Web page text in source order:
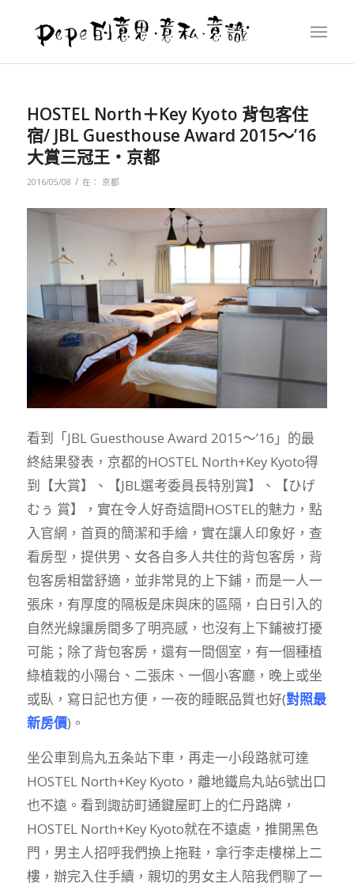
HOSTEL North＋Key Kyoto 背包客住
宿/ JBL Guesthouse Award 2015～’16
大賞三冠王‧京都
2016/05/08 / 在： 京都
看到「JBL Guesthouse Award 2015～’16」的最
終結果發表，京都的HOSTEL North+Key Kyoto得
到【大賞】、【JBL選考委員長特別賞】、【ひげ
むぅ 賞】，實在令人好奇這間HOSTEL的魅力，點
入官網，首頁的簡潔和手繪，實在讓人印象好，查
看房型，提供男、女各自多人共住的背包客房，背
包客房相當舒適，並非常見的上下鋪，而是一人一
張床，有厚度的隔板是床與床的區隔，白日引入的
自然光線讓房間多了明亮感，也沒有上下鋪被打擾
可能；除了背包客房，還有一間個室，有一個種植
綠植栽的小陽台、二張床、一個小客廳，晚上或坐
或臥，寫日記也方便，一夜的睡眠品質也好(對照最
新房價)。
坐公車到烏丸五条站下車，再走一小段路就可達
HOSTEL North+Key Kyoto，離地鐵烏丸站6號出口
也不遠。看到諏訪町通鍵屋町上的仁丹路牌，
HOSTEL North+Key Kyoto就在不遠處，推開黑色
門，男主人招呼我們換上拖鞋，拿行李走樓梯上二
樓，辦完入住手續，親切的男女主人陪我們聊了一